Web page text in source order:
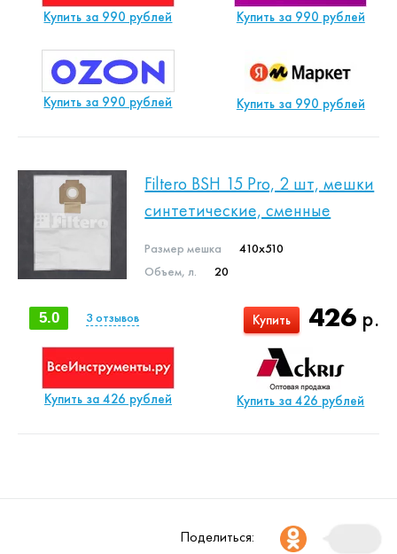
Купить за 990 рублей Купить за 990 рублей
Купить за 990 рублей Купить за 990 рублей
Filtero BSH 15 Pro, 2 шт, мешки
синтетические, сменные
Размер мешка
410x510
Объем, л.
20
426 р.
Купить
5.0 3 отзывов
Купить за 426 рублей Купить за 426 рублей
Поделиться: